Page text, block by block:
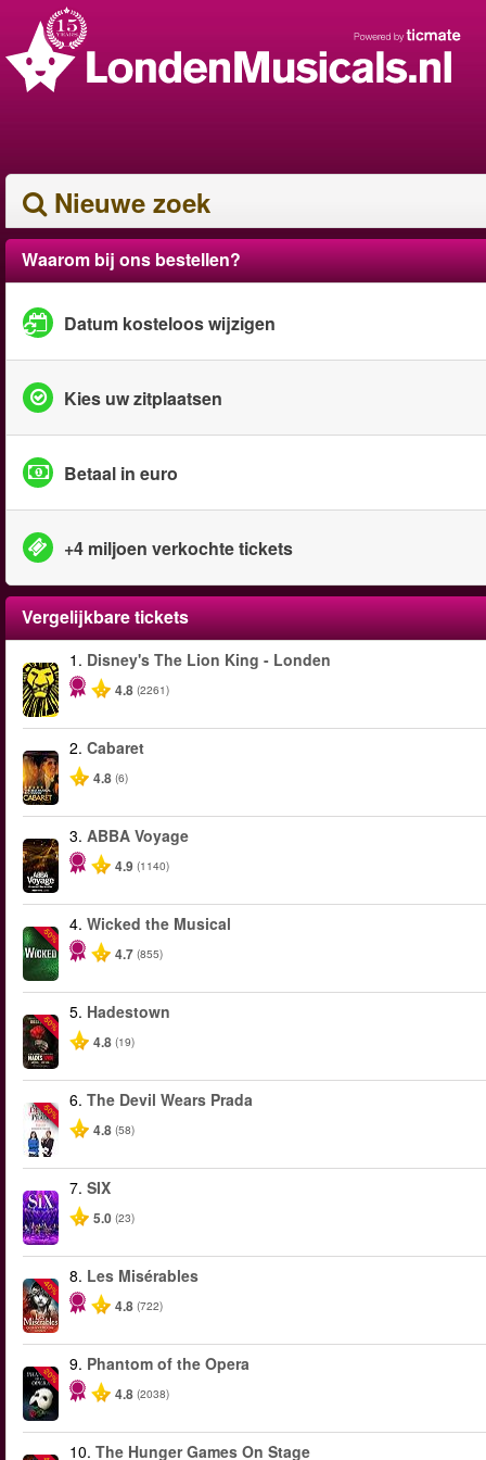
Nieuwe zoek
Waarom bij ons bestellen?
Datum kosteloos wijzigen
Kies uw zitplaatsen
Betaal in euro
+4 miljoen verkochte tickets
Vergelijkbare tickets
1. Disney's The Lion King - Londen
4.8 (2261)
2. Cabaret
4.8 (6)
3. ABBA Voyage
4.9 (1140)
-50%
4. Wicked the Musical
4.7 (855)
-50%
5. Hadestown
4.8 (19)
-50%
6. The Devil Wears Prada
4.8 (58)
7. SIX
5.0 (23)
-40%
8. Les Misérables
4.8 (722)
-20%
9. Phantom of the Opera
4.8 (2038)
10. The Hunger Games On Stage